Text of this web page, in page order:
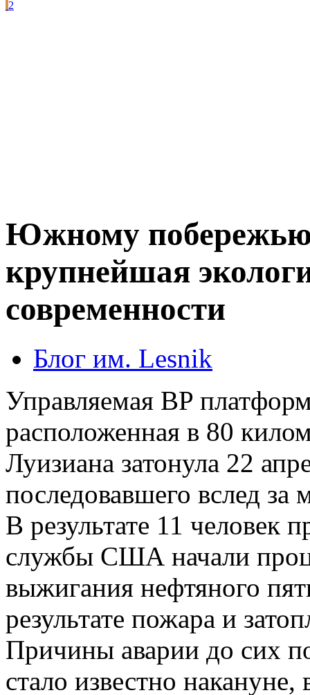
2
Южному
крупнейшая
современности
Блог им. Lesnik
Управляемая BP
расположенная в 80
Луизиана затонула 22
последовавшего вслед
В результате 11 человек
службы США начали
выжигания нефтяного
результате пожара и
Причины аварии до сих
стало известно